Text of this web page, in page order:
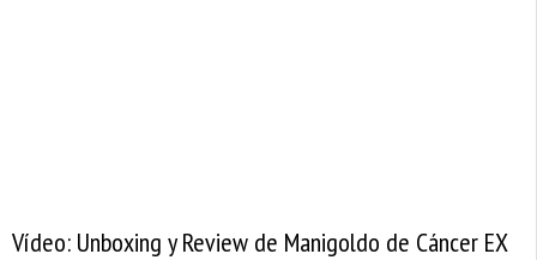
Vídeo: Unboxing y Review de Manigoldo de Cáncer EX